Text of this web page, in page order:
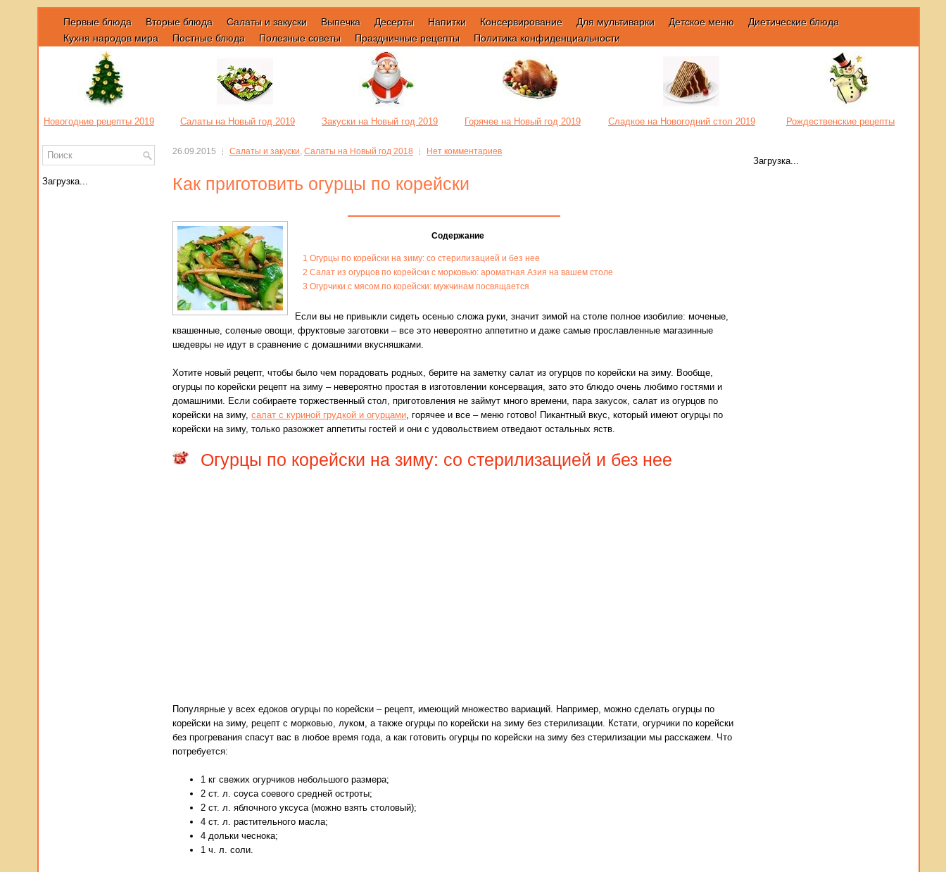
Первые блюда Вторые блюда Салаты и закуски Выпечка Десерты Напитки Консервирование Для мультиварки Детское меню
Диетические блюда
Кухня народов мира
Постные блюда Полезные советы Праздничные рецепты Политика конфиденциальности
Новогодние рецепты 2019 Салаты на Новый год 2019 Закуски на Новый год 2019 Горячее на Новый год 2019 Сладкое на Новогодний стол 2019 Рождественские рецепты
26.09.2015 Салаты и закуски, Салаты на Новый год 2018 Нет комментариев
Как приготовить огурцы по корейски
Содержание
1 Огурцы по корейски на зиму: со стерилизацией и без нее
2 Салат из огурцов по корейски с морковью: ароматная Азия на вашем столе
3 Огурчики с мясом по корейски: мужчинам посвящается
Если вы не привыкли сидеть осенью сложа руки, значит зимой на столе полное изобилие: моченые,
квашенные, соленые овощи, фруктовые заготовки – все это невероятно аппетитно и даже самые прославленные магазинные
шедевры не идут в сравнение с домашними вкусняшками.
Хотите новый рецепт, чтобы было чем порадовать родных, берите на заметку салат из огурцов по корейски на зиму. Вообще,
огурцы по корейски рецепт на зиму – невероятно простая в изготовлении консервация, зато это блюдо очень любимо гостями и
домашними. Если собираете торжественный стол, приготовления не займут много времени, пара закусок, салат из огурцов по
корейски на зиму, салат с куриной грудкой и огурцами, горячее и все – меню готово! Пикантный вкус, который имеют огурцы по
корейски на зиму, только разожжет аппетиты гостей и они с удовольствием отведают остальных яств.
Огурцы по корейски на зиму: со стерилизацией и без нее
Популярные у всех едоков огурцы по корейски – рецепт, имеющий множество вариаций. Например, можно сделать огурцы по
корейски на зиму, рецепт с морковью, луком, а также огурцы по корейски на зиму без стерилизации. Кстати, огурчики по корейски
без прогревания спасут вас в любое время года, а как готовить огурцы по корейски на зиму без стерилизации мы расскажем. Что
потребуется:
1 кг свежих огурчиков небольшого размера;
2 ст. л. соуса соевого средней остроты;
2 ст. л. яблочного уксуса (можно взять столовый);
4 ст. л. растительного масла;
4 дольки чеснока;
1 ч. л. соли.
Загрузка...
Загрузка...